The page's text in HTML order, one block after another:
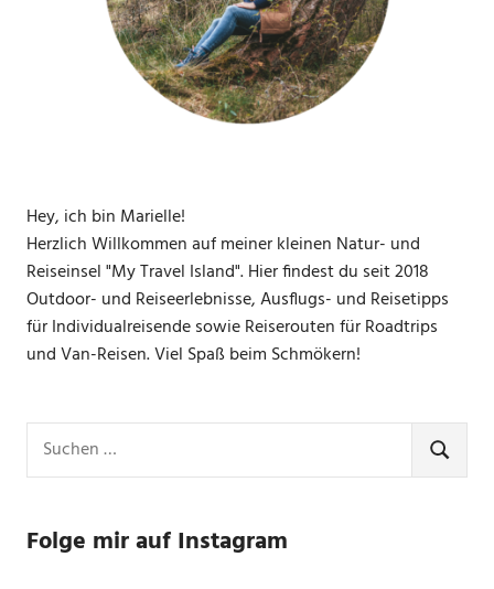
Hey, ich bin Marielle!
Herzlich Willkommen auf meiner kleinen Natur- und
Reiseinsel "My Travel Island". Hier findest du seit 2018
Outdoor- und Reiseerlebnisse, Ausflugs- und Reisetipps
für Individualreisende sowie Reiserouten für Roadtrips
und Van-Reisen. Viel Spaß beim Schmökern!
nach:
SUCHEN
Folge mir auf Instagram